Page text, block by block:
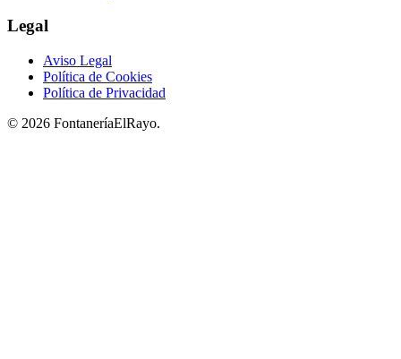
Legal
Aviso Legal
Política de Cookies
Política de Privacidad
© 2026 FontaneríaElRayo.